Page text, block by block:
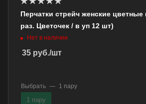
Перчатки стрейч женские цветные
раз. Цветочек / в уп 12 шт)
Нет в наличии
35 руб./шт
Выбрать — 1 пару
1 пару